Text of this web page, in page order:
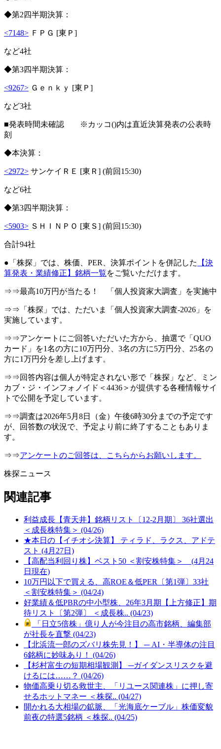
◆第2四半期決算：
<7148> ＦＰＧ [東Ｐ]
など4社
◆第3四半期決算：
<9267> Ｇｅｎｋｙ [東Ｐ]
など3社
■発表時間未確認 ※カッコ()内は直近決算発表の公表時
刻
◆本決算：
<2972> サンケイＲＥ [東Ｒ] (前回15:30)
など6社
◆第3四半期決算：
<5903> ＳＨＩＮＰＯ [東Ｓ] (前回15:30)
合計94社
●「株探」では、株価、PER、決算ポイントを併記した
【決
算発表・業績修正】銘柄一覧をご覧いただけます。
⇒⇒最高10万円が当たる！ 「個人投資家大調査」を実施中
⇒⇒「株探」では、ただいま「個人投資家大調査-2026」を
実施しています。
⇒⇒アンケートにご回答いただいた方から、抽選で「QUO
カード」を1名の方に10万円分、3名の方に5万円分、25名の
方に1万円分を差し上げます。
⇒⇒回答内容は個人が特定されない形で「株探」など、ミン
カブ・ジ・インフォノイド＜4436＞が提供する各種情報サイ
トで公開を予定しています。
⇒⇒調査は2026年5月8日（金）午後6時30分までの予定です
が、回答数の状況で、予定より前に終了することもありま
す。
⇒⇒アンケートのご回答は、こちらからお願いします。
株探ニュース
関連記事
利益成長【青天井】銘柄リスト〔12-2月期〕 36社選出
＜成長株特集＞ (04/26)
★本日の【イチオシ決算】 ティラド、ラクス、アドテ
スト (4月27日)
【高配当利回り株】ベスト50 ＜割安株特集＞ (4月24
日現在)
10万円以下で買える、高ROE＆低PER〔第1弾〕33社
＜割安株特集＞ (04/24)
好業績＆低PBRの中小型株、26年3月期【上方修正】期
待リスト〔第2弾〕 ＜成長株.. (04/23)
「日立5倍株」億り人が今注目の高市銘柄、編集部
が社長を直撃 (04/23)
【北浜流一郎のズバリ株先見！】 ─ AI・半導体の注目
6銘柄に妙味あり！ (04/26)
【杉村富生の短期相場観測】 ─ガイダンスリスクを避
けるには……？ (04/26)
物価高乗り切る救世主、「リユース関連株」に押し寄
せるホットマネー ＜株探.. (04/27)
開かれる大相場の鉱脈、「光海底ケーブル」株価変貌
前夜の特選5銘柄 ＜株探.. (04/25)